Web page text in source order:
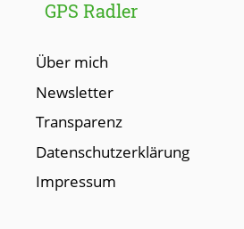
GPS Radler
Über mich
Newsletter
Transparenz
Datenschutzerklärung
Impressum